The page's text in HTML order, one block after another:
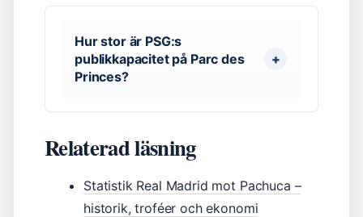
Hur stor är PSG:s
publikkapacitet på Parc des
Princes?
Relaterad läsning
Statistik Real Madrid mot Pachuca –
historik, troféer och ekonomi